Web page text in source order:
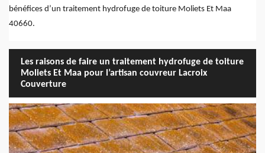
bénéfices d’un traitement hydrofuge de toiture Moliets Et Maa
40660.
Les raisons de faire un traitement hydrofuge de toiture
Moliets Et Maa pour l’artisan couvreur Lacroix
Couverture